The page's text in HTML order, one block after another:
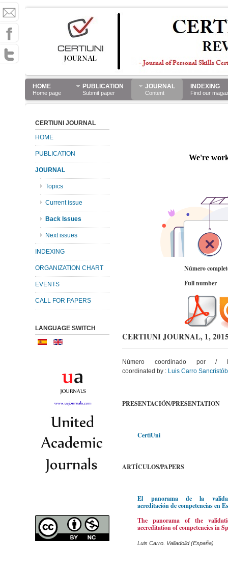
HOME
Home page
PUBLICATION
Submit paper
JOURNAL
Content
INDEXING
Find our
Número
Full number
CERTIUNI JOURNAL, 1,
Número coordinado por /
coordinated by : Luis Carro
PRESENTACIÓN/PRESENTATION
CertiUni
ARTÍCULOS/PAPERS
El panorama de la
acreditación de competencias en
The panorama of the
accreditation of competencies in
Luis Carro. Valladolid (España)
CERTIUNI JOURNAL
HOME
PUBLICATION
JOURNAL
Topics
Current issue
Back Issues
Next issues
INDEXING
ORGANIZATION CHART
EVENTS
CALL FOR PAPERS
LANGUAGE SWITCH